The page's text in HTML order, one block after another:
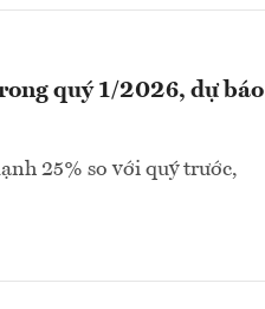
quý 1/2026, dự báo
25% so với quý trước,